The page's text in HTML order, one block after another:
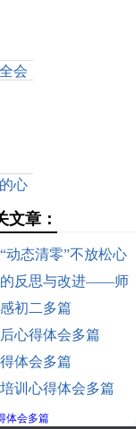
会
心
文章：
动态清零”不放松心
的反思与改进——师
会(精选多篇)
初二多篇
心得体会多篇
体会多篇
训心得体会多篇
体会多篇